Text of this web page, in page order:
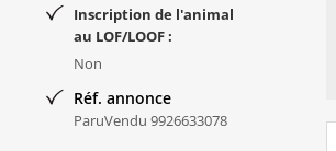
Inscription de l'animal
au LOF/LOOF :
Non
Réf. annonce
ParuVendu 9926633078